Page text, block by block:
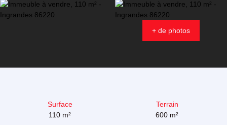
+ de photos
Surface
110 m²
Terrain
600 m²